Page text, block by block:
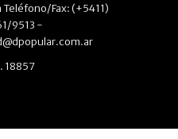
Fax: (+5411)
9513 -
18857